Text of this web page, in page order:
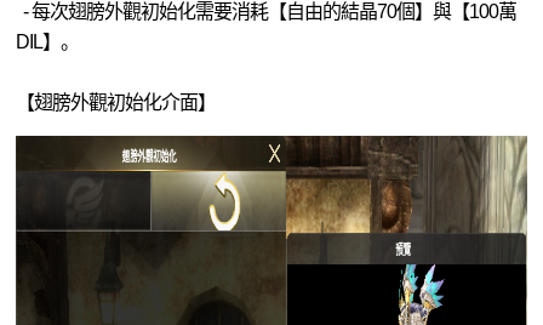
- 每次翅膀外觀初始化需要消耗【自由的結晶70個】與【100萬
DIL】。
【翅膀外觀初始化介面】